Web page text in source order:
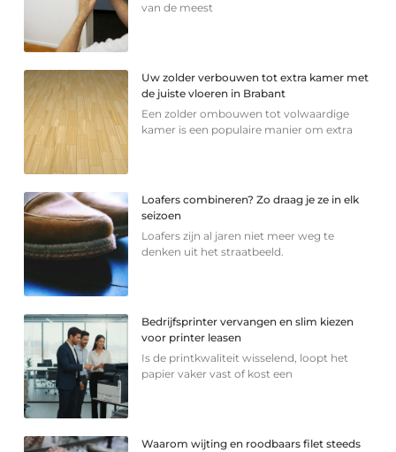
van de meest
Uw zolder verbouwen tot extra kamer met
de juiste vloeren in Brabant
Een zolder ombouwen tot volwaardige
kamer is een populaire manier om extra
Loafers combineren? Zo draag je ze in elk
seizoen
Loafers zijn al jaren niet meer weg te
denken uit het straatbeeld.
Bedrijfsprinter vervangen en slim kiezen
voor printer leasen
Is de printkwaliteit wisselend, loopt het
papier vaker vast of kost een
Waarom wijting en roodbaars filet steeds